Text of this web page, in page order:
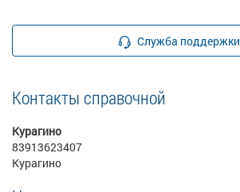
Служба поддержки
Контакты справочной
Курагино
83913623407
Курагино